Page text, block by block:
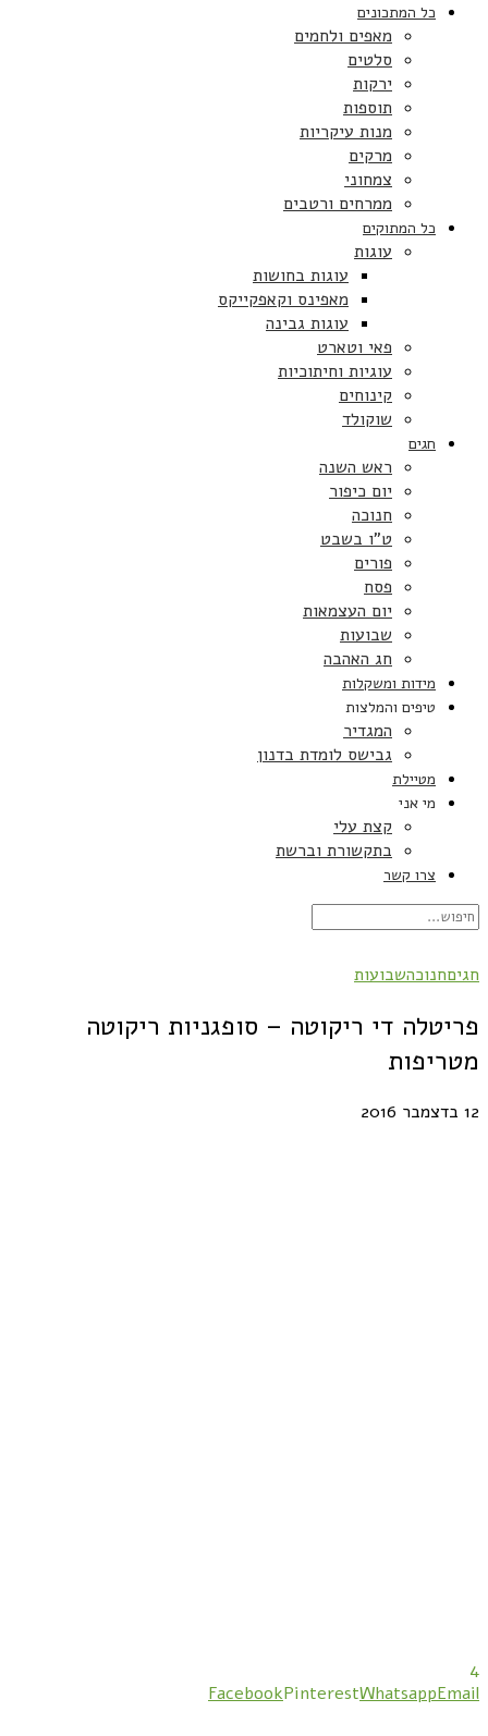
כל המתכונים
מאפים ולחמים
סלטים
ירקות
תוספות
מנות עיקריות
מרקים
צמחוני
ממרחים ורטבים
כל המתוקים
עוגות
עוגות בחושות
מאפינס וקאפקייקס
עוגות גבינה
פאי וטארט
עוגיות וחיתוכיות
קינוחים
שוקולד
חגים
ראש השנה
יום כיפור
חנוכה
ט”ו בשבט
פורים
פסח
יום העצמאות
שבועות
חג האהבה
מידות ומשקלות
טיפים והמלצות
המגדיר
גבישס לומדת בדנון
מטיילת
מי אני
קצת עלי
בתקשורת וברשת
צרו קשר
חגיםחנוכהשבועות
פריטלה די ריקוטה – סופגניות ריקוטה
מטריפות
12 בדצמבר 2016
4
FacebookPinterestWhatsappEmail